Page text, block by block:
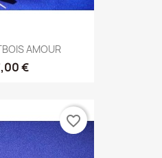
AMOUR
€
favorite_border